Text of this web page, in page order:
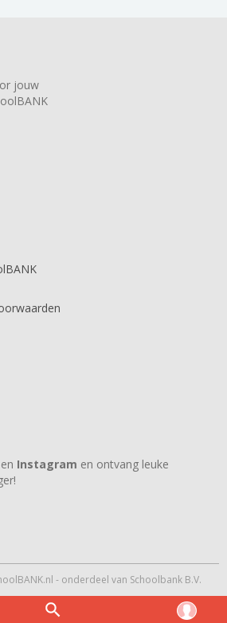
jouw
en Instagram en ontvang leuke
- onderdeel van Schoolbank B.V.